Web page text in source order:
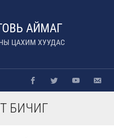
АЙМАГ
ЦАХИМ ХУУДАС
БИЧИГ